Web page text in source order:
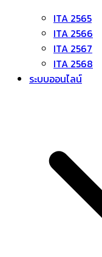
ITA 2565
ITA 2566
ITA 2567
ITA 2568
ระบบออนไลน์